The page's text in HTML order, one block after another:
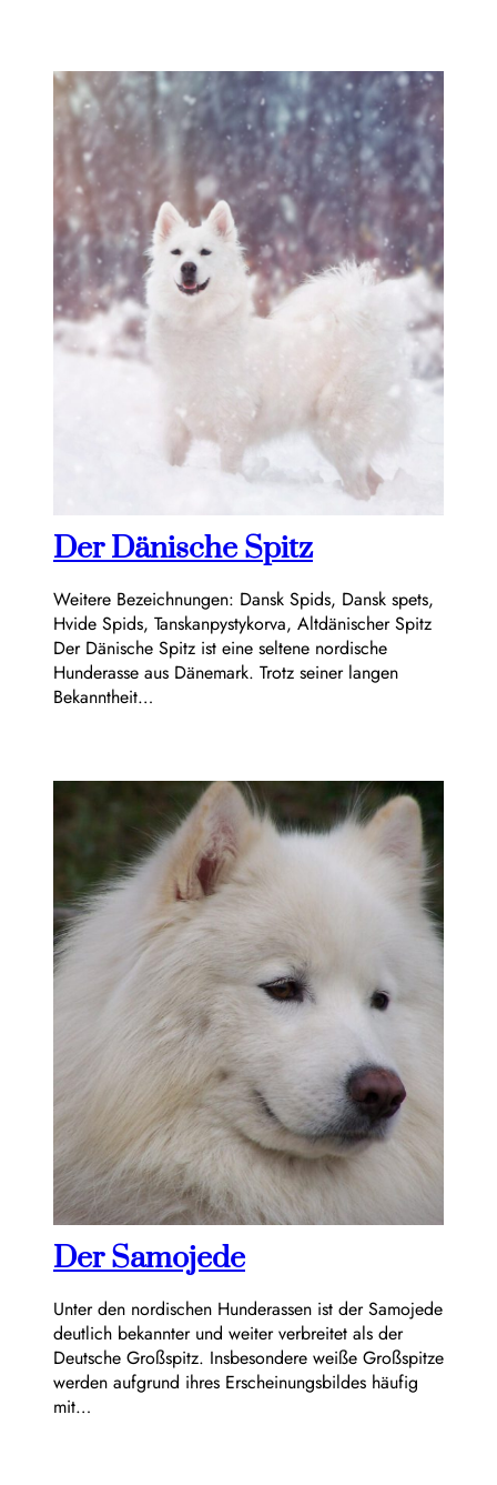
Der Dänische Spitz
Weitere Bezeichnungen: Dansk Spids, Dansk spets,
Hvide Spids, Tanskanpystykorva, Altdänischer Spitz
Der Dänische Spitz ist eine seltene nordische
Hunderasse aus Dänemark. Trotz seiner langen
Bekanntheit…
Der Samojede
Unter den nordischen Hunderassen ist der Samojede
deutlich bekannter und weiter verbreitet als der
Deutsche Großspitz. Insbesondere weiße Großspitze
werden aufgrund ihres Erscheinungsbildes häufig
mit…